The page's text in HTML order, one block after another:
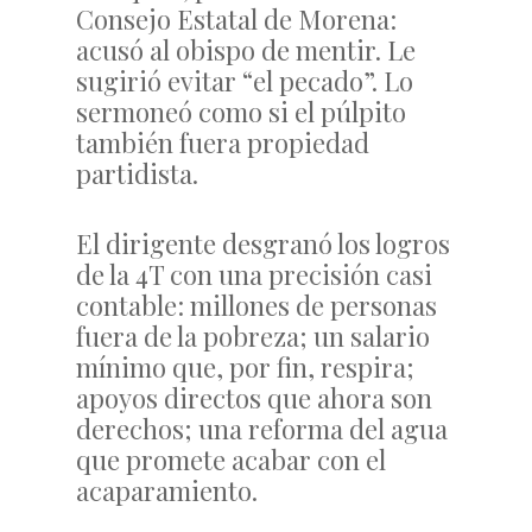
Consejo Estatal de Morena:
acusó al obispo de mentir. Le
sugirió evitar “el pecado”. Lo
sermoneó como si el púlpito
también fuera propiedad
partidista.
El dirigente desgranó los logros
de la 4T con una precisión casi
contable: millones de personas
fuera de la pobreza; un salario
mínimo que, por fin, respira;
apoyos directos que ahora son
derechos; una reforma del agua
que promete acabar con el
acaparamiento.